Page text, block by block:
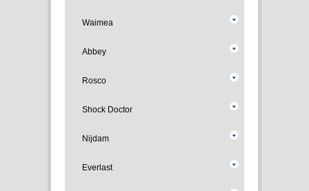
Waimea
Abbey
Rosco
Shock Doctor
Nijdam
Everlast